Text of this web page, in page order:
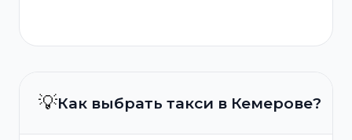
💡Как выбрать такси в Кемерове?